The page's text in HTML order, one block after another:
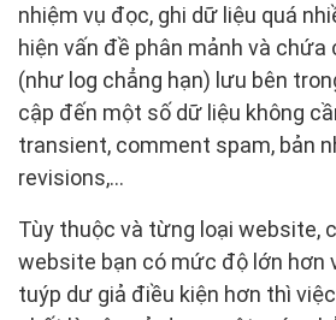
nhiệm vụ đọc, ghi dữ liệu quá
hiện vấn đề phân mảnh và chứa
(như log chẳng hạn) lưu bên
cập đến một số dữ liệu không
transient, comment spam, bản
revisions,…
Tùy thuộc và từng loại website,
website bạn có mức độ lớn hơn
tuýp dư giả điều kiện hơn thì